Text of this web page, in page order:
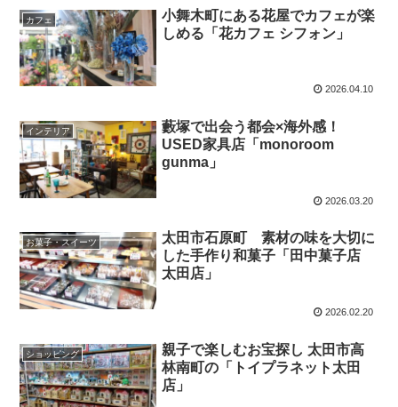
カフェ
小舞木町にある花屋でカフェが楽
しめる「花カフェ シフォン」
2026.04.10
インテリア
藪塚で出会う都会×海外感！
USED家具店「monoroom
gunma」
2026.03.20
お菓子・スイーツ
太田市石原町 素材の味を大切に
した手作り和菓子「田中菓子店
太田店」
2026.02.20
ショッピング
親子で楽しむお宝探し 太田市高
林南町の「トイプラネット太田
店」